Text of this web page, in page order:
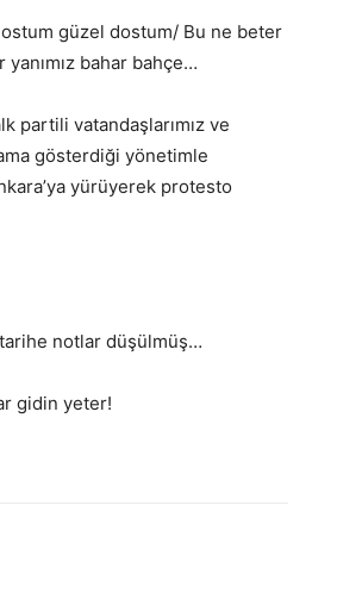
güzel dostum/ Bu ne beter
bahar bahçe…
partili vatandaşlarımız ve
gösterdiği yönetimle
yürüyerek protesto
notlar düşülmüş…
gidin yeter!